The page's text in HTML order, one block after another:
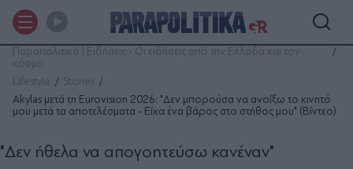
Παραπολιτικά | Ειδήσεις - Οι ειδήσεις από την Ελλάδα και τον
κόσμο
Lifestyle
Stories
Akylas μετά τη Eurovision 2026: "Δεν μπορούσα να ανοίξω το κινητό
μου μετά τα αποτελέσματα - Είχα ένα βάρος στο στήθος μου" (Βίντεο)
"Δεν ήθελα να απογοητεύσω κανέναν"